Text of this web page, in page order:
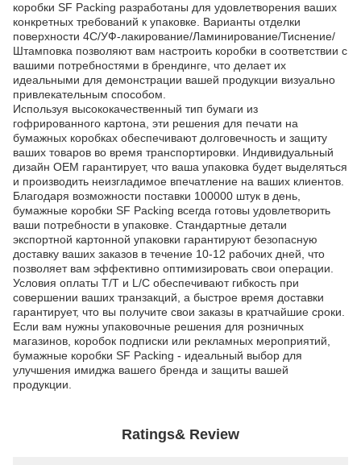
коробки SF Packing разработаны для удовлетворения ваших
конкретных требований к упаковке. Варианты отделки
поверхности 4C/УФ-лакирование/Ламинирование/Тиснение/
Штамповка позволяют вам настроить коробки в соответствии с
вашими потребностями в брендинге, что делает их
идеальными для демонстрации вашей продукции визуально
привлекательным способом.
Используя высококачественный тип бумаги из
гофрированного картона, эти решения для печати на
бумажных коробках обеспечивают долговечность и защиту
ваших товаров во время транспортировки. Индивидуальный
дизайн OEM гарантирует, что ваша упаковка будет выделяться
и производить неизгладимое впечатление на ваших клиентов.
Благодаря возможности поставки 100000 штук в день,
бумажные коробки SF Packing всегда готовы удовлетворить
ваши потребности в упаковке. Стандартные детали
экспортной картонной упаковки гарантируют безопасную
доставку ваших заказов в течение 10-12 рабочих дней, что
позволяет вам эффективно оптимизировать свои операции.
Условия оплаты T/T и L/C обеспечивают гибкость при
совершении ваших транзакций, а быстрое время доставки
гарантирует, что вы получите свои заказы в кратчайшие сроки.
Если вам нужны упаковочные решения для розничных
магазинов, коробок подписки или рекламных мероприятий,
бумажные коробки SF Packing - идеальный выбор для
улучшения имиджа вашего бренда и защиты вашей
продукции.
Ratings& Review